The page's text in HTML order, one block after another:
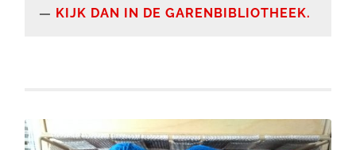
KIJK DAN IN DE GARENBIBLIOTHEEK.